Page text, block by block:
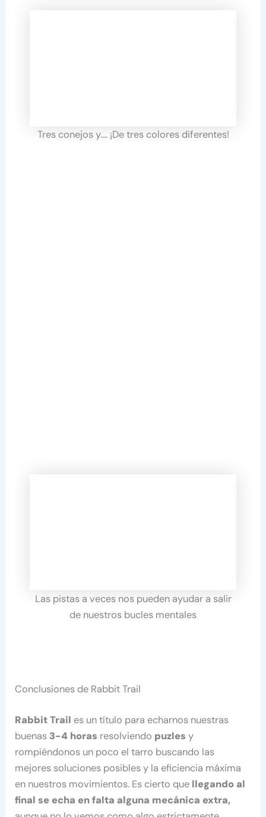
Tres conejos y…. ¡De tres colores diferentes!
Las pistas a veces nos pueden ayudar a salir
de nuestros bucles mentales
Conclusiones de Rabbit Trail
Rabbit Trail es un título para echarnos nuestras
buenas 3-4 horas resolviendo puzlesy
rompiéndonos un poco el tarro buscando las
mejores soluciones posibles y la eficiencia máxima
en nuestros movimientos. Es cierto que llegando al
final se echa en falta alguna mecánica extra,